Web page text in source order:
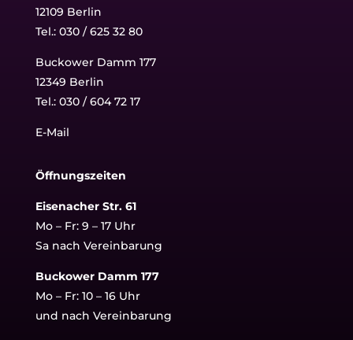
12109 Berlin
Tel.: 030 / 625 32 80
Buckower Damm 177
12349 Berlin
Tel.: 030 / 604 72 17
E-Mail
Öffnungszeiten
Eisenacher Str. 61
Mo – Fr: 9 – 17 Uhr
Sa nach Vereinbarung
Buckower Damm 177
Mo – Fr: 10 – 16 Uhr
und nach Vereinbarung